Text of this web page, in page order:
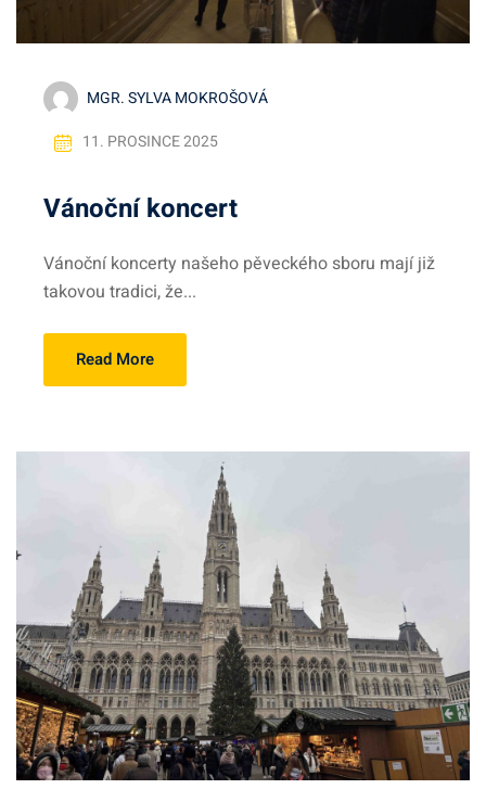
MGR. SYLVA MOKROŠOVÁ
11. PROSINCE 2025
Vánoční koncert
Vánoční koncerty našeho pěveckého sboru mají již
takovou tradici, že...
Read More